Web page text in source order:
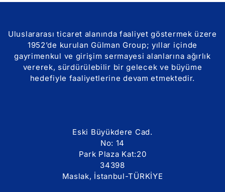
Uluslararası ticaret alanında faaliyet göstermek üzere
1952’de kurulan Gülman Group; yıllar içinde
gayrimenkul ve girişim sermayesi alanlarına ağırlık
vererek, sürdürülebilir bir gelecek ve büyüme
hedefiyle faaliyetlerine devam etmektedir.
Eski Büyükdere Cad.
No: 14
Park Plaza Kat:20
34398
Maslak, İstanbul-TÜRKİYE